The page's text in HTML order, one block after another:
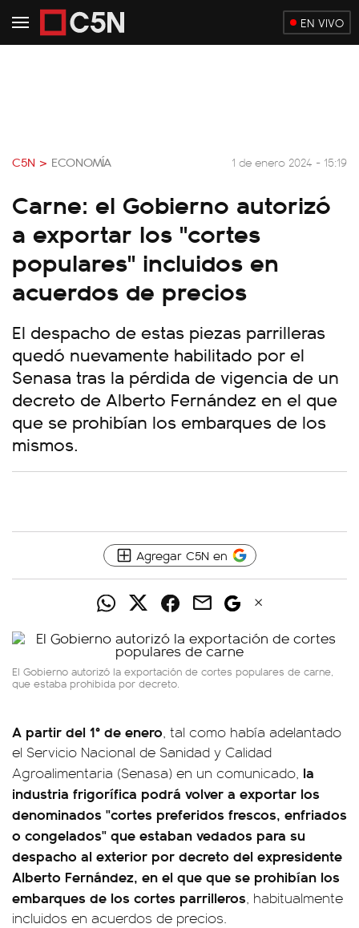
EN VIVO
C5N > ECONOMÍA 1 de enero 2024 - 15:19
Carne: el Gobierno autorizó
a exportar los "cortes
populares" incluidos en
acuerdos de precios
El despacho de estas piezas parrilleras
quedó nuevamente habilitado por el
Senasa tras la pérdida de vigencia de un
decreto de Alberto Fernández en el que
que se prohibían los embarques de los
mismos.
Agregar C5N en
El Gobierno autorizó la exportación de cortes populares de carne,
que estaba prohibida por decreto.
A partir del 1° de enero, tal como había adelantado
el Servicio Nacional de Sanidad y Calidad
Agroalimentaria (Senasa) en un comunicado, la
industria frigorífica podrá volver a exportar los
denominados "cortes preferidos frescos, enfriados
o congelados" que estaban vedados para su
despacho al exterior por decreto del expresidente
Alberto Fernández, en el que que se prohibían los
embarques de los cortes parrilleros, habitualmente
incluidos en acuerdos de precios.